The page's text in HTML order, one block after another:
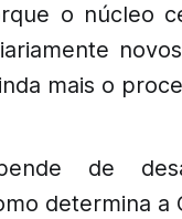
o núcleo
mais o
de
determina a